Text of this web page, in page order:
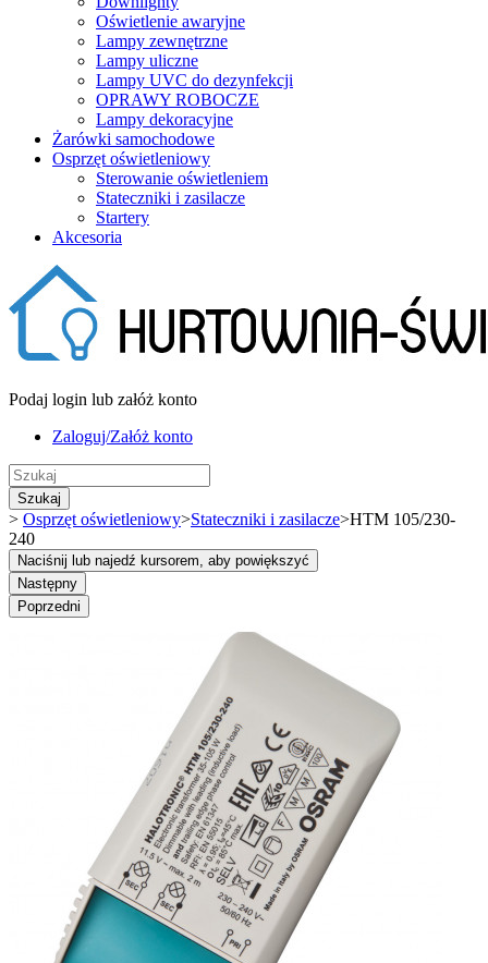
Oświetlenie awaryjne
Lampy zewnętrzne
Lampy uliczne
Lampy UVC do dezynfekcji
OPRAWY ROBOCZE
Lampy dekoracyjne
Żarówki samochodowe
Osprzęt oświetleniowy
Sterowanie oświetleniem
Stateczniki i zasilacze
Startery
Akcesoria
Podaj login lub załóż konto
Zaloguj/Załóż konto
Szukaj
> Osprzęt oświetleniowy>Stateczniki i zasilacze>HTM 105/230-
240
Naciśnij lub najedź kursorem, aby powiększyć
Następny
Poprzedni